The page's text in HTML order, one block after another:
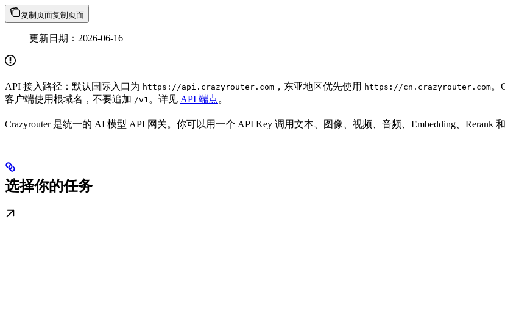
复制页面复制页面
更新日期：2026-06-16
API 接入路径：默认国际入口为 https://api.crazyrouter.com ，东亚地区优先使用 https://cn.crazyrouter.com。
客户端使用根域名，不要追加 /v1 。详见 API 端点。
Crazyrouter 是统一的 AI 模型 API 网关。你可以用一个 API Key 调用文本、图像、视频、音频、Embedding、Rerank
选择你的任务